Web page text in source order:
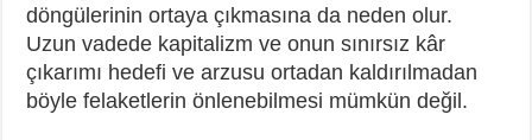
döngülerinin ortaya çıkmasına da neden olur.
Uzun vadede kapitalizm ve onun sınırsız kâr
çıkarımı hedefi ve arzusu ortadan kaldırılmadan
böyle felaketlerin önlenebilmesi mümkün değil.